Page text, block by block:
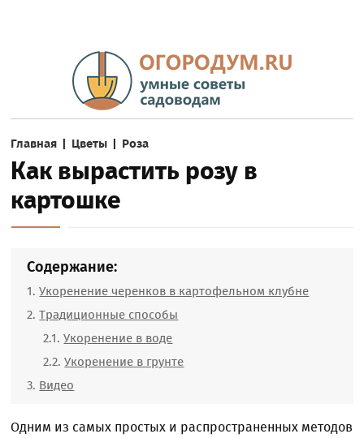
Главная | Цветы | Роза
Как вырастить розу в
картошке
Содержание:
Укоренение черенков в картофельном клубне
Традиционные способы
Укоренение в воде
Укоренение в грунте
Видео
Одним из самых простых и распространенных методов